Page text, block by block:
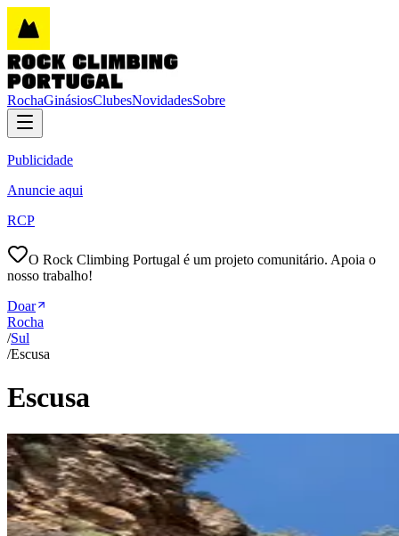
RochaGinásiosClubesNovidadesSobre
Publicidade
Anuncie aqui
RCP
O Rock Climbing Portugal é um projeto comunitário. Apoia o
nosso trabalho!
Doar
Rocha
/Sul
/Escusa
Escusa